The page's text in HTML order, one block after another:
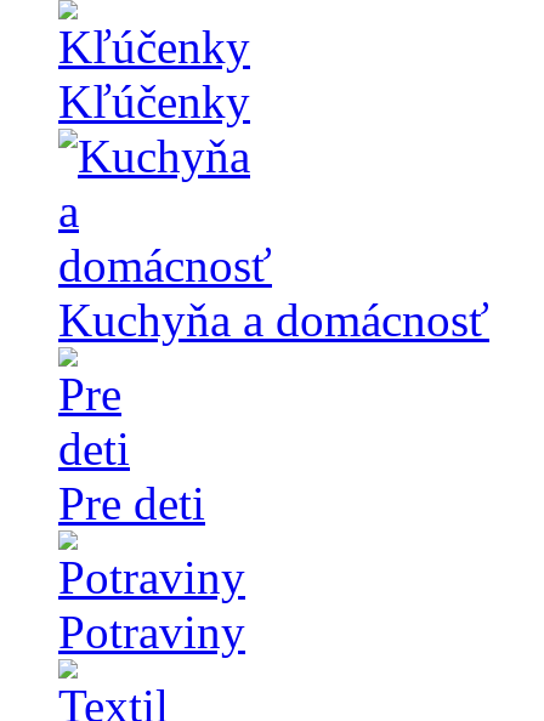
Kľúčenky
Kuchyňa a domácnosť
Pre deti
Potraviny